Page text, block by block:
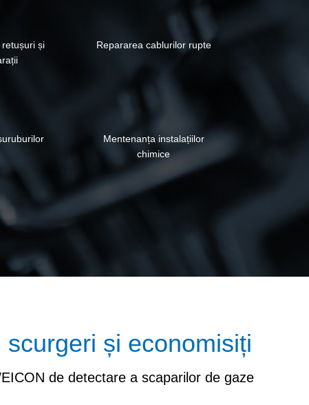
și
Repararea cablurilor rupte
Mentenanța instalațiilor
chimice
scurgeri și economisiți
de detectare a scaparilor de gaze